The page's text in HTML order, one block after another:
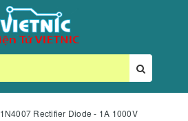
1N4007 Rectifier Diode - 1A 1000V